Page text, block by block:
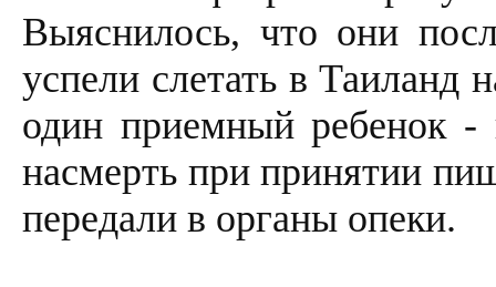
Выяснилось, что они
успели слетать в Таиланд
один приемный ребенок -
насмерть при принятии
передали в органы опеки.